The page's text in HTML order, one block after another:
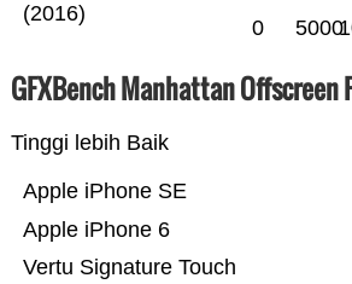
(2016)
0 5000
GFXBench Manhattan Offscreen
Tinggi lebih Baik
Vertu Signature Touch
Apple iPhone 6
Apple iPhone SE